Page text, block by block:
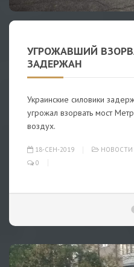
УГРОЖАВШИЙ
ЗАДЕРЖАН
Украинские силовики
угрожал взорвать мост
воздух.
18-СЕН-2019 НОВОСТИ
0